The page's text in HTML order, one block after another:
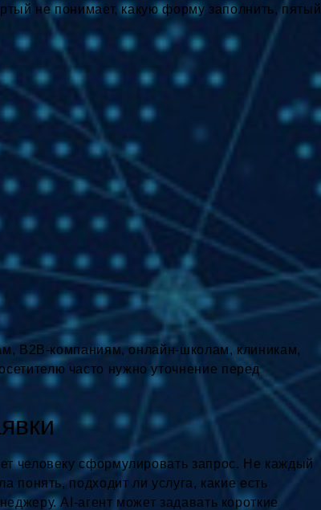
не понимает, какую форму заполнить, пятый
B2B-компаниям, онлайн-школам, клиникам,
часто нужно уточнение перед
человеку сформулировать запрос. Не каждый
понять, подходит ли услуга, какие есть
AI-агент может задавать короткие